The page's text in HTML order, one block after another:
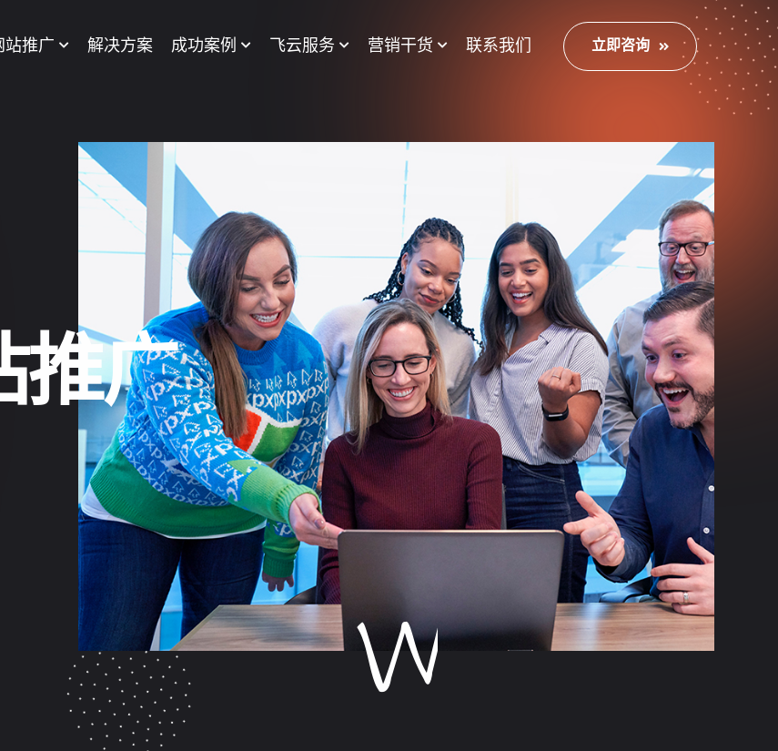
站推广 解决方案 成功案例 飞云服务 营销干货 联系我们 立即咨询
建设
DEVELOPMENT
发
APPLET
推广
SEO/SEM
门。
托管
MANAGEMENT